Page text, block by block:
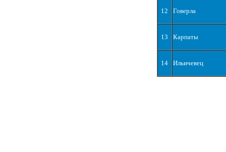
12 Говерла
13 Карпаты
14 Ильичевец